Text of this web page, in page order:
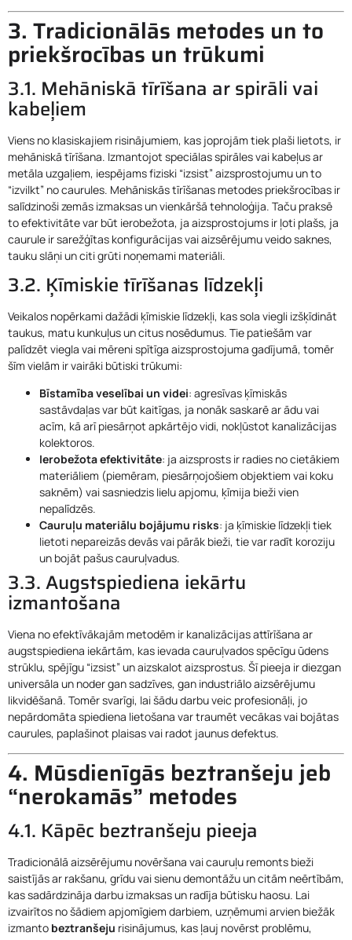
3. Tradicionālās metodes un to
priekšrocības un trūkumi
3.1. Mehāniskā tīrīšana ar spirāli vai
kabeļiem
Viens no klasiskajiem risinājumiem, kas joprojām tiek plaši lietots, ir
mehāniskā tīrīšana. Izmantojot speciālas spirāles vai kabeļus ar
metāla uzgaļiem, iespējams fiziski “izsist” aizsprostojumu un to
“izvilkt” no caurules. Mehāniskās tīrīšanas metodes priekšrocības ir
salīdzinoši zemās izmaksas un vienkāršā tehnoloģija. Taču praksē
to efektivitāte var būt ierobežota, ja aizsprostojums ir ļoti plašs, ja
caurule ir sarežģītas konfigurācijas vai aizsērējumu veido saknes,
tauku slāņi un citi grūti noņemami materiāli.
3.2. Ķīmiskie tīrīšanas līdzekļi
Veikalos nopērkami dažādi ķīmiskie līdzekļi, kas sola viegli izšķīdināt
taukus, matu kunkuļus un citus nosēdumus. Tie patiešām var
palīdzēt viegla vai mēreni spītīga aizsprostojuma gadījumā, tomēr
šīm vielām ir vairāki būtiski trūkumi:
Bīstamība veselībai un videi: agresīvas ķīmiskās
sastāvdaļas var būt kaitīgas, ja nonāk saskarē ar ādu vai
acīm, kā arī piesārņot apkārtējo vidi, nokļūstot kanalizācijas
kolektoros.
Ierobežota efektivitāte: ja aizsprosts ir radies no cietākiem
materiāliem (piemēram, piesārņojošiem objektiem vai koku
saknēm) vai sasniedzis lielu apjomu, ķīmija bieži vien
nepalīdzēs.
Cauruļu materiālu bojājumu risks: ja ķīmiskie līdzekļi tiek
lietoti nepareizās devās vai pārāk bieži, tie var radīt koroziju
un bojāt pašus cauruļvadus.
3.3. Augstspiediena iekārtu
izmantošana
Viena no efektīvākajām metodēm ir kanalizācijas attīrīšana ar
augstspiediena iekārtām, kas ievada cauruļvados spēcīgu ūdens
strūklu, spējīgu “izsist” un aizskalot aizsprostus. Šī pieeja ir diezgan
universāla un noder gan sadzīves, gan industriālo aizsērējumu
likvidēšanā. Tomēr svarīgi, lai šādu darbu veic profesionāļi, jo
nepārdomāta spiediena lietošana var traumēt vecākas vai bojātas
caurules, paplašinot plaisas vai radot jaunus defektus.
4. Mūsdienīgās beztranšeju jeb
“nerokamās” metodes
4.1. Kāpēc beztranšeju pieeja
Tradicionālā aizsērējumu novēršana vai cauruļu remonts bieži
saistījās ar rakšanu, grīdu vai sienu demontāžu un citām neērtībām,
kas sadārdzināja darbu izmaksas un radīja būtisku haosu. Lai
izvairītos no šādiem apjomīgiem darbiem, uzņēmumi arvien biežāk
izmanto beztranšeju risinājumus, kas ļauj novērst problēmu,